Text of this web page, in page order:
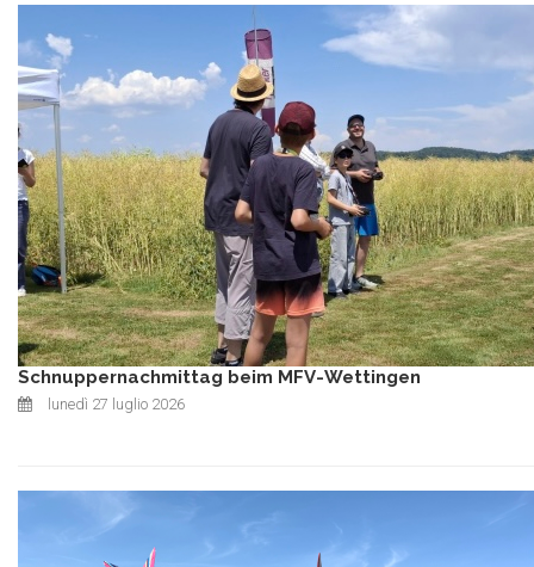
Schnuppernachmittag beim MFV-Wettingen
lunedì 27 luglio 2026